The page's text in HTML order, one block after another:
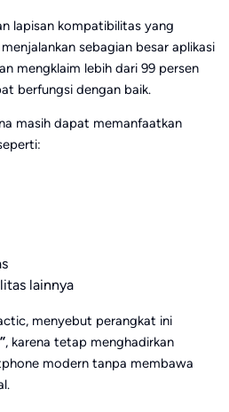
lapisan kompatibilitas yang
sebagian besar aplikasi
mengklaim lebih dari 99 persen
berfungsi dengan baik.
masih dapat memanfaatkan
lainnya
menyebut perangkat ini
, karena tetap menghadirkan
modern tanpa membawa